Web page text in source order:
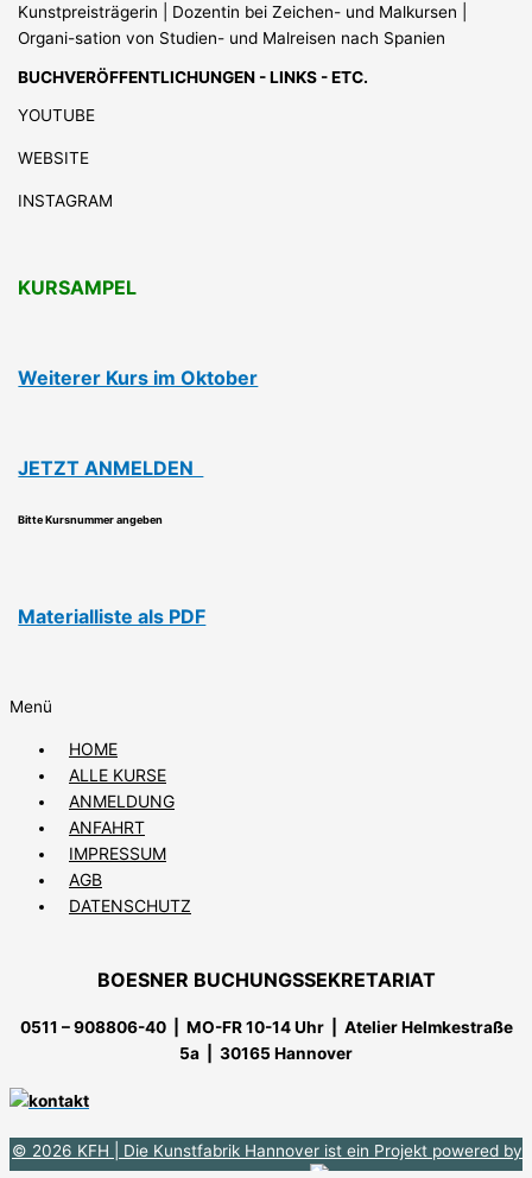
Kunstpreisträgerin | Dozentin bei Zeichen- und Malkursen |
Organi-sation von Studien- und Malreisen nach Spanien
BUCHVERÖFFENTLICHUNGEN - LINKS - ETC.
YOUTUBE
WEBSITE
INSTAGRAM
KURSAMPEL
Weiterer Kurs im Oktober
JETZT ANMELDEN
Bitte Kursnummer angeben
Materialliste als PDF
Menü
HOME
ALLE KURSE
ANMELDUNG
ANFAHRT
IMPRESSUM
AGB
DATENSCHUTZ
BOESNER BUCHUNGSSEKRETARIAT
0511 – 908806-40 | MO-FR 10-14 Uhr
| Atelier Helmkestraße
5a | 30165 Hannover
© 2026 KFH | Die Kunstfabrik Hannover ist ein Projekt powered by